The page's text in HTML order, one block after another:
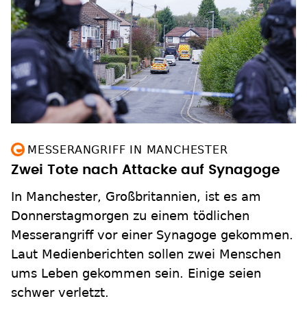
MESSERANGRIFF IN MANCHESTER
Zwei Tote nach Attacke auf Synagoge
In Manchester, Großbritannien, ist es am
Donnerstagmorgen zu einem tödlichen
Messerangriff vor einer Synagoge gekommen.
Laut Medienberichten sollen zwei Menschen
ums Leben gekommen sein. Einige seien
schwer verletzt.